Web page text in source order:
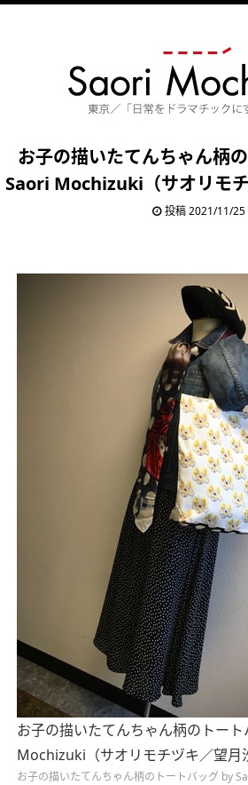
お子の描いたてんちゃん柄
Saori Mochizuki（サオリモチ
投稿 2021/11/25
お子の描いたてんちゃん柄のトー
Mochizuki（サオリモチヅキ／望月
お子の描いたてんちゃん柄のトートバッグ by